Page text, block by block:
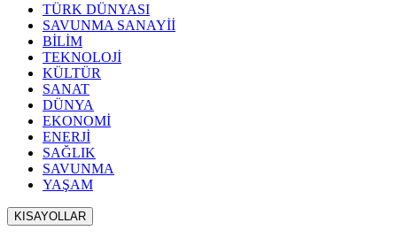
TÜRK DÜNYASI
SAVUNMA SANAYİİ
BİLİM
TEKNOLOJİ
KÜLTÜR
SANAT
DÜNYA
EKONOMİ
ENERJİ
SAĞLIK
SAVUNMA
YAŞAM
KISAYOLLAR